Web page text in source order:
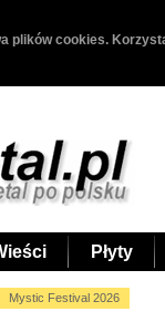
plików cookies.
Płyty
Mystic Festival 2026